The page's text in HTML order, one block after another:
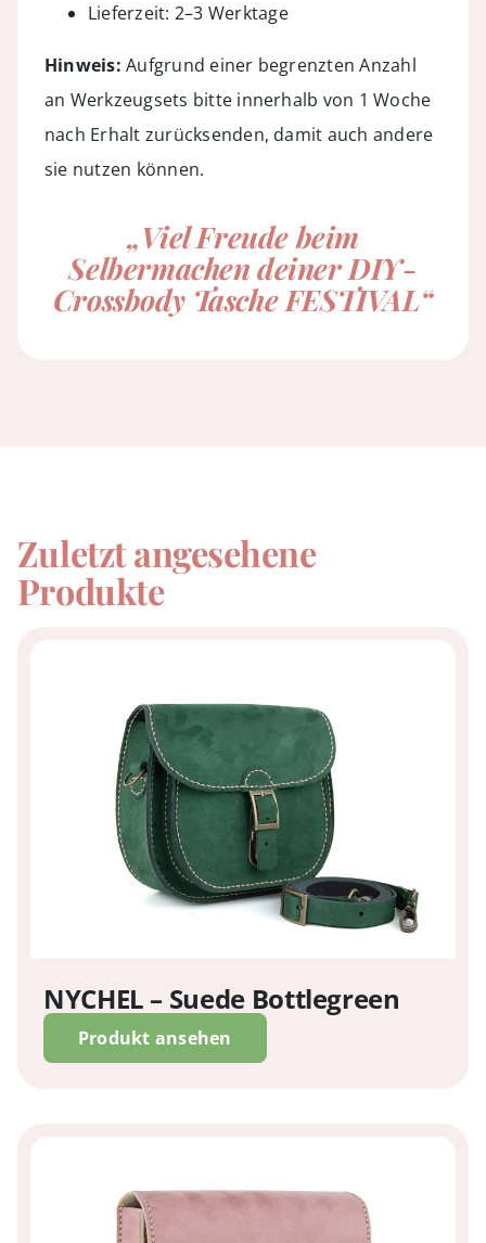
Lieferzeit: 2–3 Werktage
Hinweis: Aufgrund einer begrenzten Anzahl
an Werkzeugsets bitte innerhalb von 1 Woche
nach Erhalt zurücksenden, damit auch andere
sie nutzen können.
„Viel Freude beim
Selbermachen deiner DIY-
Crossbody Tasche FESTIVAL“
Zuletzt angesehene
Produkte
NYCHEL – Suede Bottlegreen
Produkt ansehen